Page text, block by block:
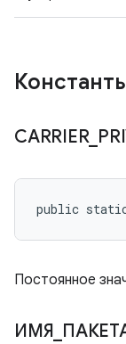
CARRIER_
public static
Постоянное
ИМЯ